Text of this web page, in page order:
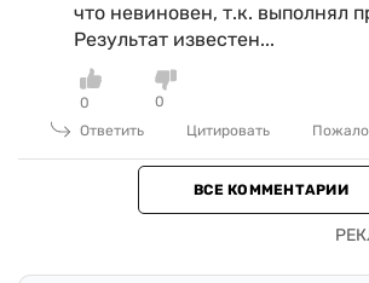
что невиновен, т.к. выполнял
Результат известен...
0
0
Ответить
Цитировать
ВСЕ КОММЕНТАРИИ